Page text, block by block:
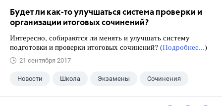
Будет ли как-то улучшаться система проверки и
организации итоговых сочинений?
Интересно, собираются ли менять и улучшать систему
подготовки и проверки итоговых сочинений? (Подробнее...)
21 сентября 2017
Новости Школа Экзамены Сочинения